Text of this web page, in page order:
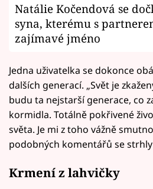
Natálie Kočendová se
syna, kterému s
zajímavé jméno
Jedna uživatelka se dokonce
dalších generací. „Svět je
budu ta nejstarší generace, co
kormidla. Totálně pokřivené
světa. Je mi z toho vážně
podobných komentářů se
Krmení z lahvičky